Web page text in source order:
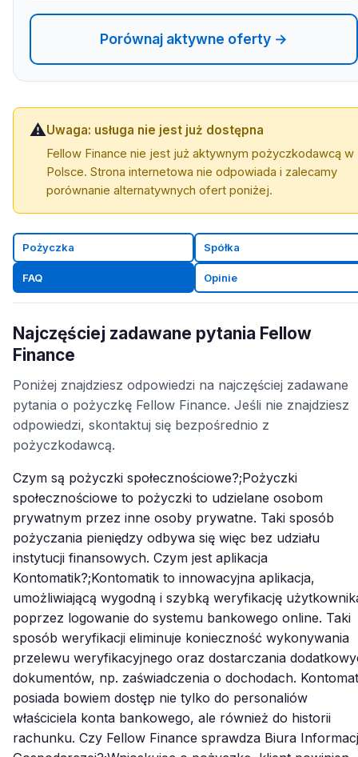
Porównaj aktywne oferty →
⚠️Uwaga: usługa nie jest już dostępna
Fellow Finance nie jest już aktywnym pożyczkodawcą w
Polsce. Strona internetowa nie odpowiada i zalecamy
porównanie alternatywnych ofert poniżej.
Pożyczka Spółka
FAQ Opinie
Najczęściej zadawane pytania Fellow
Finance
Poniżej znajdziesz odpowiedzi na najczęściej zadawane
pytania o pożyczkę Fellow Finance. Jeśli nie znajdziesz
odpowiedzi, skontaktuj się bezpośrednio z
pożyczkodawcą.
Czym są pożyczki społecznościowe?;Pożyczki
społecznościowe to pożyczki to udzielane osobom
prywatnym przez inne osoby prywatne. Taki sposób
pożyczania pieniędzy odbywa się więc bez udziału
instytucji finansowych. Czym jest aplikacja
Kontomatik?;Kontomatik to innowacyjna aplikacja,
umożliwiającą wygodną i szybką weryfikację
poprzez logowanie do systemu bankowego online. Taki
sposób weryfikacji eliminuje konieczność wykonywania
przelewu weryfikacyjnego oraz dostarczania
dokumentów, np. zaświadczenia o dochodach.
posiada bowiem dostęp nie tylko do personaliów
właściciela konta bankowego, ale również do historii
rachunku. Czy Fellow Finance sprawdza Biura